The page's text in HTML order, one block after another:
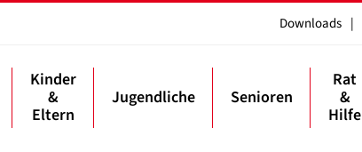
Downloads |
Kinder
&
Eltern
Jugendliche Senioren
Rat
&
Hilfe